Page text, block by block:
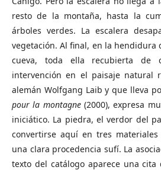
resto de la montaña, hasta la
árboles verdes. La escalera
vegetación. Al final, en la hendidura
cueva, toda ella recubierta de
intervención en el paisaje natural
alemán Wolfgang Laib y que lleva
pour la montagne(2000), expresa
iniciático. La piedra, el verdor del
convertirse aquí en tres
una clara procedencia sufí. La
texto del catálogo aparece una